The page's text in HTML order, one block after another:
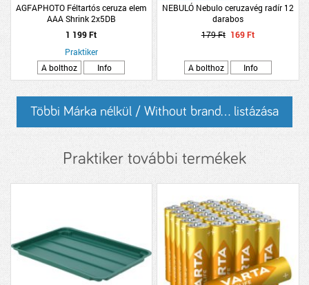
AGFAPHOTO Féltartós ceruza elem
AAA Shrink 2x5DB
1 199 Ft
Praktiker
A bolthoz
Info
NEBULÓ Nebulo ceruzavég radír 12
darabos
179 Ft 169 Ft
A bolthoz Info
Többi Márka nélkül / Without brand... listázása
Praktiker további termékek